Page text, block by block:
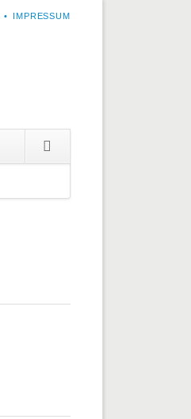
IMPRESSUM